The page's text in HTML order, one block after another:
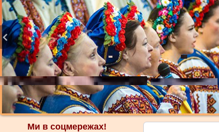
Ми в соцмережах!